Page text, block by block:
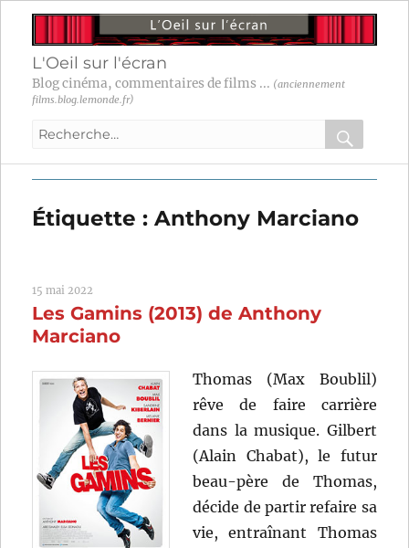
L'Oeil sur l'écran
Blog cinéma, commentaires de films ... (anciennement
films.blog.lemonde.fr)
Recherche
:
OK
Étiquette :Anthony Marciano
15 mai 2022
Les Gamins (2013) de Anthony
Marciano
Thomas (Max Boublil)
rêve de faire carrière
dans la musique. Gilbert
(Alain Chabat), le futur
beau-père de Thomas,
décide de partir refaire sa
vie, entraînant Thomas